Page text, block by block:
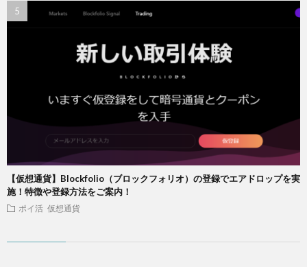
【仮想通貨】Blockfolio（ブロックフォリオ）の登録でエアドロップを実
施！特徴や登録方法をご案内！
ポイ活 仮想通貨